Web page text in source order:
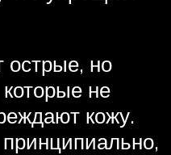
острые, но
не
кожу.